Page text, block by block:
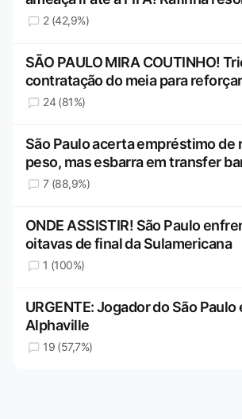
2 (42,9%)
SÃO PAULO MIRA COUTINHO!
contratação do meia para
24 (81%)
São Paulo acerta empréstimo de
peso, mas esbarra em transfer
7 (88,9%)
ONDE ASSISTIR! São Paulo
oitavas de final da Sulamericana
1 (100%)
URGENTE: Jogador do São Paulo
Alphaville
19 (57,7%)